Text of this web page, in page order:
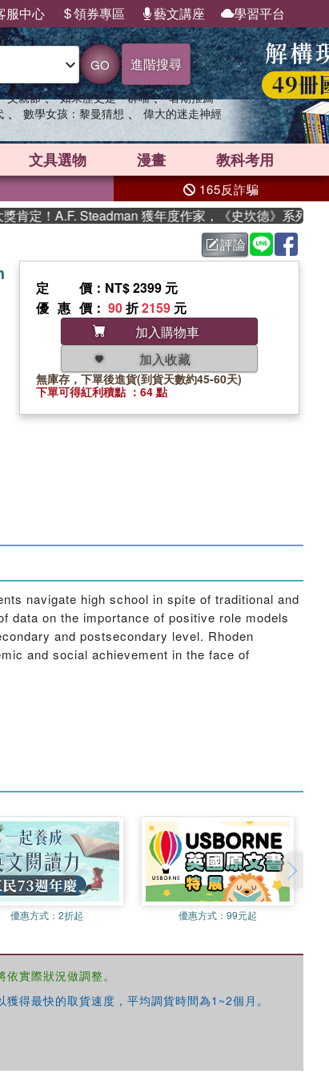
服中心 領券專區 藝文講座 學習平台
GO 進階搜尋
父親節 、 如果歷史是一群喵 、 暑期推薦
、 數學女孩：黎曼猜想 、 偉大的迷走神經
文具選物 漫畫 教科考用
165反詐騙
定！A.F. Steadman 獲年度作家，《史坎德》系列帶你踏
評論
定價 ：NT$ 2399 元
優惠價 ： 90折2159 元
加入購物車
加入收藏
無庫存，下單後進貨(到貨天數約45-60天)
下單可得紅利積點 ：64 點
navigate high school in spite of traditional and
data on the importance of positive role models
and postsecondary level. Rhoden
and social achievement in the face of
優惠方式：2折起 優惠方式：99元起
實際狀況做調整。
得最快的取貨速度，平均調貨時間為1~2個月。